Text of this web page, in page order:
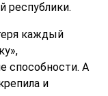
республики.
каждый
способности. А
и